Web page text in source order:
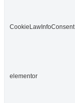
CookieLawInfoConsent
elementor